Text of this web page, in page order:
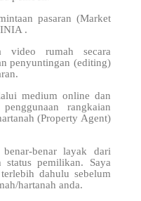
pasaran (Market
.
video rumah secara
penyuntingan (editing)
medium online dan
rangkaian
(Property Agent)
benar layak dari
status pemilikan. Saya
dahulu sebelum
hartanah anda.